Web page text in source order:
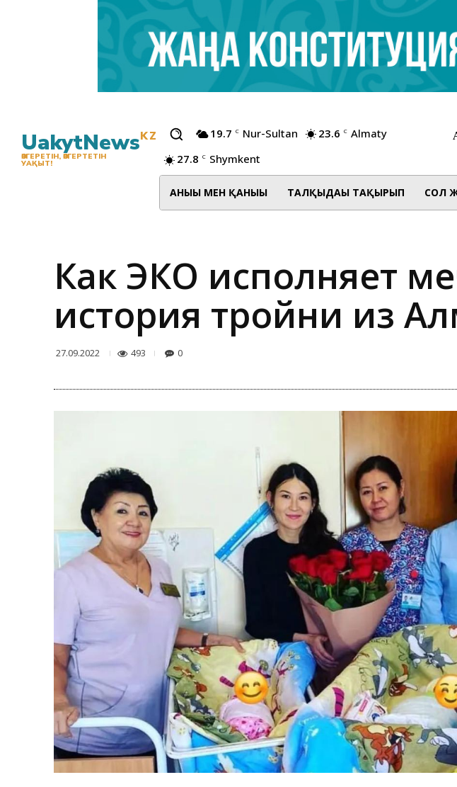
UakytNewsKZ
ӨЗГЕРЕТІН, ӨЗГЕРТЕТІН
УАҚЫТ!
19.7 C Nur-Sultan 23.6 C Almaty
27.8 C Shymkent
АНЫҒЫ МЕН ҚАНЫҒЫ ТАЛҚЫДАҒЫ ТАҚЫРЫП СОЛ
Как ЭКО исполняет
история тройни из
27.09.2022 493 0